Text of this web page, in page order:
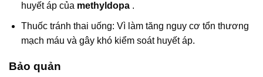
huyết áp của methyldopa .
Thuốc tránh thai uống: Vì làm tăng nguy cơ tổn thương
mạch máu và gây khó kiểm soát huyết áp.
Bảo quản